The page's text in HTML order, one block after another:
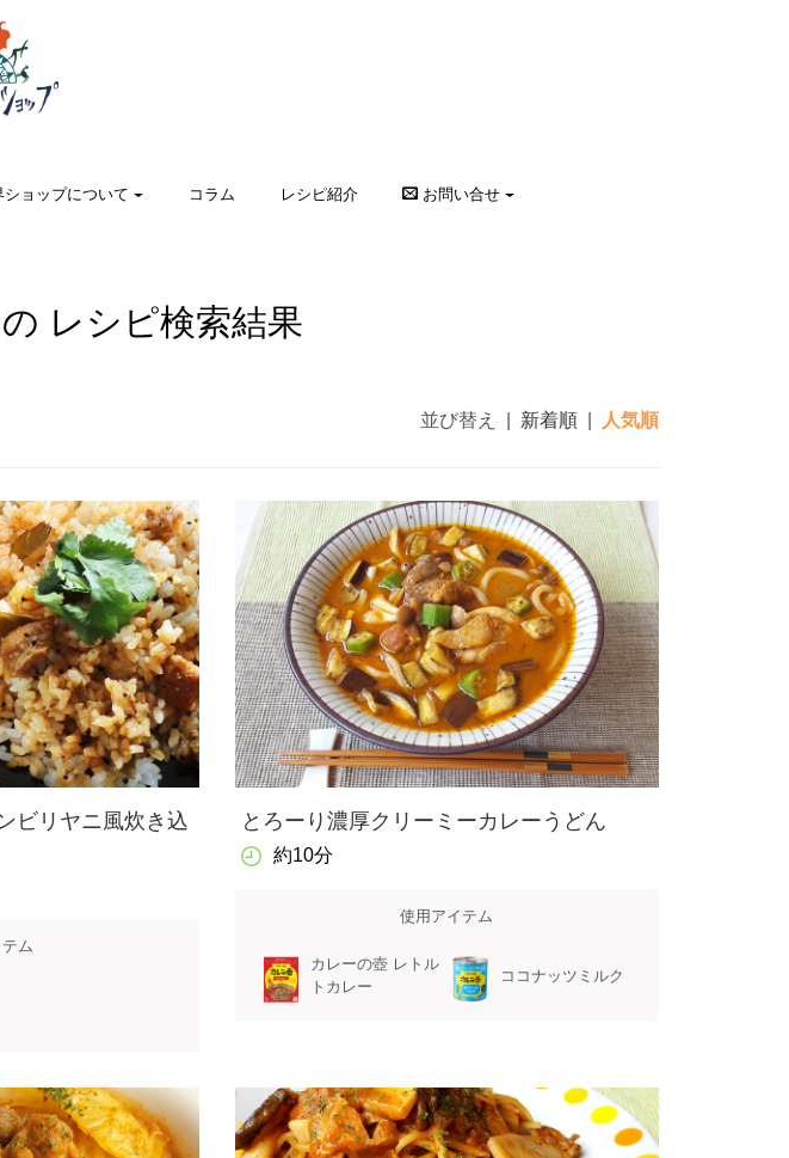
ショップについて コラム レシピ紹介 お問い合せ
レシピ検索結果
並び替え 新着順 人気順
ビリヤニ風炊き込
ム
とろーり濃厚クリーミーカレーうどん
約10分
使用アイテム
カレーの壺 レトル
トカレー
ココナッツミルク